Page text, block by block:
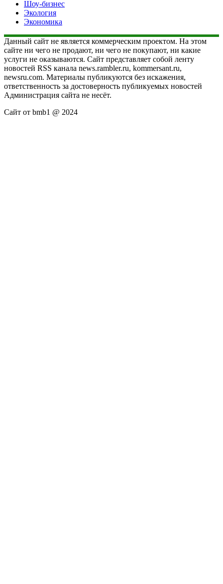
Шоу-бизнес
Экология
Экономика
Данный сайт не является коммерческим проектом. На этом
сайте ни чего не продают, ни чего не покупают, ни какие
услуги не оказываются. Сайт представляет собой ленту
новостей RSS канала news.rambler.ru, kommersant.ru,
newsru.com. Материалы публикуются без искажения,
ответственность за достоверность публикуемых новостей
Администрация сайта не несёт.
Сайт от bmb1 @ 2024